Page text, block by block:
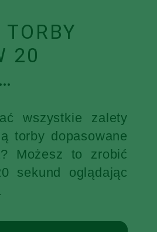
20
wszystkie zalety
torby dopasowane
Możesz to zrobić
sekund oglądając